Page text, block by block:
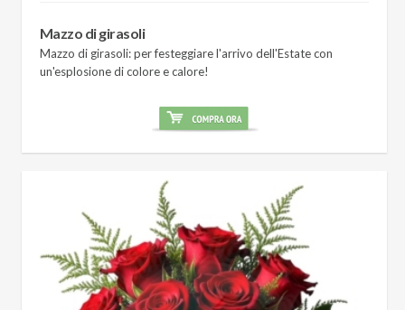
Mazzo di girasoli
Mazzo di girasoli: per festeggiare l'arrivo dell'Estate con
un'esplosione di colore e calore!